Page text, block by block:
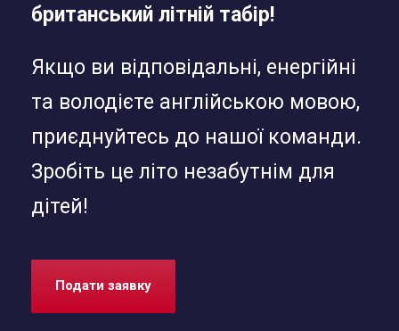
британський літній табір!
Якщо ви відповідальні, енергійні
та володієте англійською мовою,
приєднуйтесь до нашої команди.
Зробіть це літо незабутнім для
дітей!
Подати заявку